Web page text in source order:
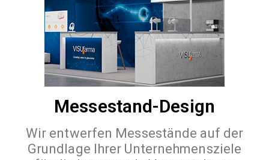
Messestand-Design
Wir entwerfen Messestände auf der
Grundlage Ihrer Unternehmensziele